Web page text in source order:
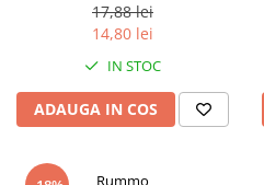
17,88 lei
14,80 lei
IN STOC
ADAUGA IN COS
Rummo